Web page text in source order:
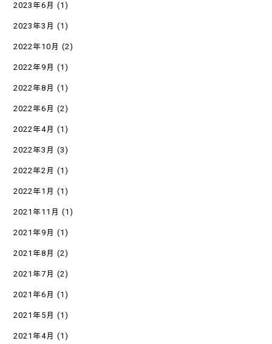
2023年6月 (1)
2023年3月 (1)
2022年10月 (2)
2022年9月 (1)
2022年8月 (1)
2022年6月 (2)
2022年4月 (1)
2022年3月 (3)
2022年2月 (1)
2022年1月 (1)
2021年11月 (1)
2021年9月 (1)
2021年8月 (2)
2021年7月 (2)
2021年6月 (1)
2021年5月 (1)
2021年4月 (1)